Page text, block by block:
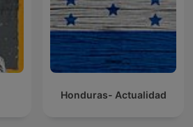
Honduras- Actualidad